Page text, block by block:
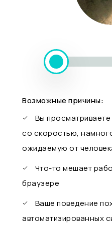
Возможные причины:
Вы просматриваете
со скоростью,
ожидаемую от
Что-то мешает
браузере
Ваше поведение
автоматизированных